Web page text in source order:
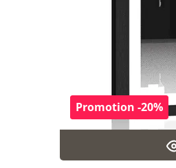
Promotion -20%